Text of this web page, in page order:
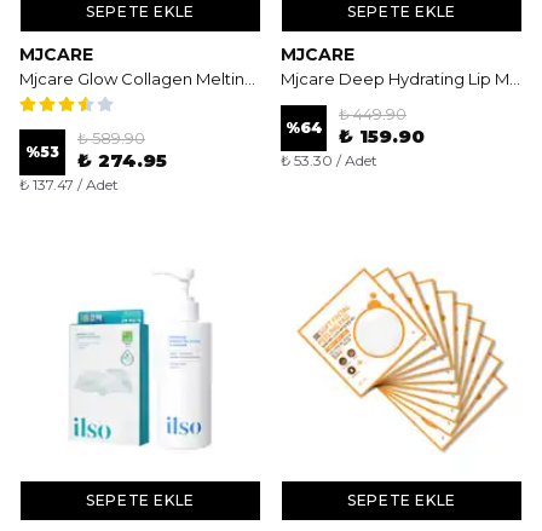
SEPETE EKLE
MJCARE
%53
₺ 589.90
₺ 274.95
₺ 137.47 / Adet
SEPETE EKLE
MJCARE
%64
₺ 449.90
₺ 159.90
₺ 53.30 / Adet
SEPETE EKLE SEPETE EKLE